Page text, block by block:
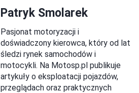
Patryk Smolarek
Pasjonat motoryzacji i
doświadczony kierowca, który od lat
śledzi rynek samochodów i
motocykli. Na Motosp.pl publikuje
artykuły o eksploatacji pojazdów,
przeglądach oraz praktycznych